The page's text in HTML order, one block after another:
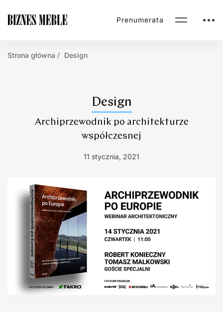
Prenumerata
Strona główna Design
Design
Archiprzewodnik po architekturze
współczesnej
11 stycznia, 2021